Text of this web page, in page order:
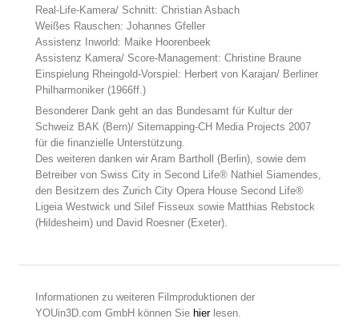
Real-Life-Kamera/ Schnitt: Christian Asbach
Weißes Rauschen: Johannes Gfeller
Assistenz Inworld: Maike Hoorenbeek
Assistenz Kamera/ Score-Management: Christine Braune
Einspielung Rheingold-Vorspiel: Herbert von Karajan/ Berliner
Philharmoniker (1966ff.)
Besonderer Dank geht an das Bundesamt für Kultur der
Schweiz BAK (Bern)/ Sitemapping-CH Media Projects 2007
für die finanzielle Unterstützung.
Des weiteren danken wir Aram Bartholl (Berlin), sowie dem
Betreiber von Swiss City in Second Life® Nathiel Siamendes,
den Besitzern des Zurich City Opera House Second Life®
Ligeia Westwick und Silef Fisseux sowie Matthias Rebstock
(Hildesheim) und David Roesner (Exeter).
Informationen zu weiteren Filmproduktionen der
YOUin3D.com GmbH können Sie hierlesen.